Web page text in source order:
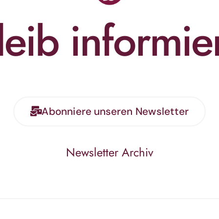
Abonniere unseren Newsletter
Newsletter Archiv